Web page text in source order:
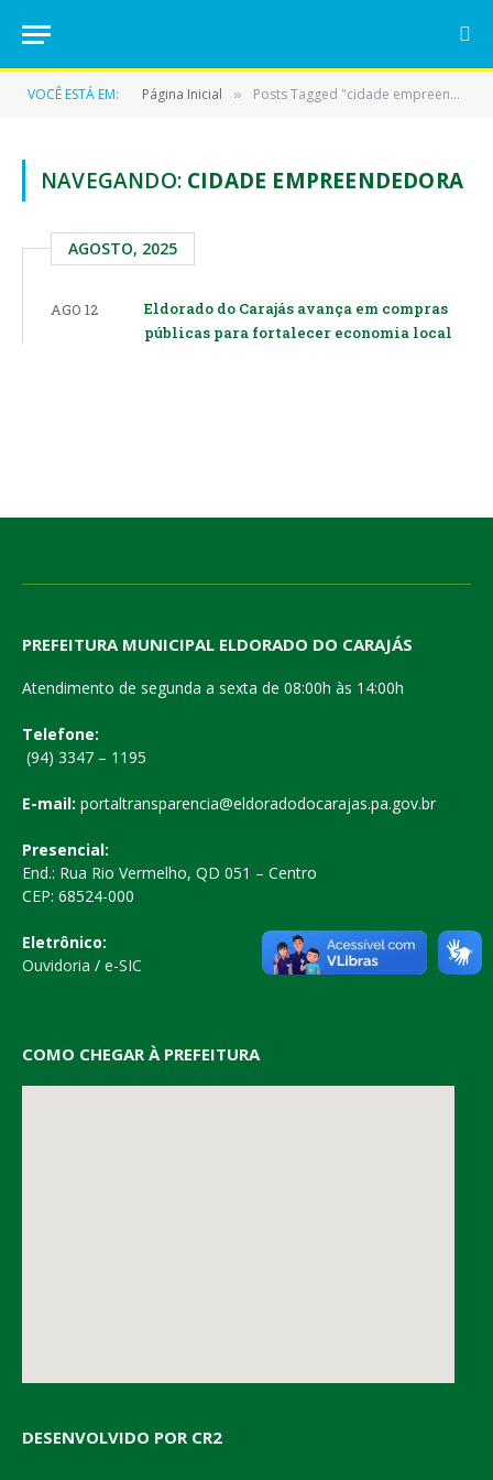
VOCÊ ESTÁ EM: Página Inicial » Posts Tagged "cidade empreendedora"
NAVEGANDO: CIDADE EMPREENDEDORA
AGOSTO, 2025
AGO 12
Eldorado do Carajás avança em compras
públicas para fortalecer economia local
PREFEITURA MUNICIPAL ELDORADO DO CARAJÁS
Atendimento de segunda a sexta de 08:00h às 14:00h
Telefone:
(94) 3347 – 1195
E-mail: portaltransparencia@eldoradodocarajas.pa.gov.br
Presencial:
End.: Rua Rio Vermelho, QD 051 – Centro
CEP: 68524-000
Eletrônico:
Ouvidoria / e-SIC
COMO CHEGAR À PREFEITURA
DESENVOLVIDO POR CR2